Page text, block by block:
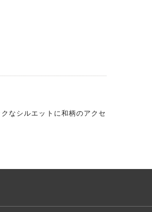
なシルエットに和柄のアクセ